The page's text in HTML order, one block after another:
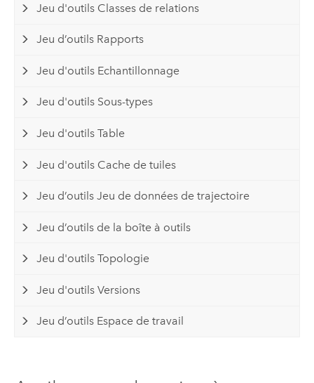
Jeu d'outils Classes de relations
Jeu d’outils Rapports
Jeu d'outils Echantillonnage
Jeu d'outils Sous-types
Jeu d'outils Table
Jeu d'outils Cache de tuiles
Jeu d’outils Jeu de données de trajectoire
Jeu d’outils de la boîte à outils
Jeu d'outils Topologie
Jeu d'outils Versions
Jeu d’outils Espace de travail